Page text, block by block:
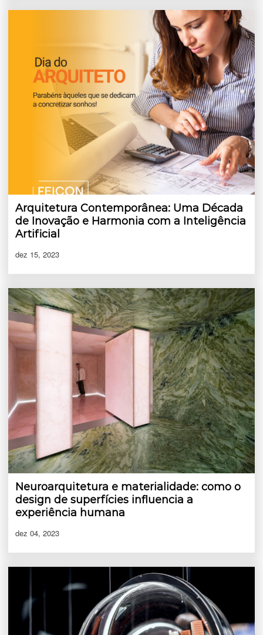
Arquitetura Contemporânea: Uma Década
de Inovação e Harmonia com a Inteligência
Artificial
dez 15, 2023
Neuroarquitetura e materialidade: como o
design de superfícies influencia a
experiência humana
dez 04, 2023